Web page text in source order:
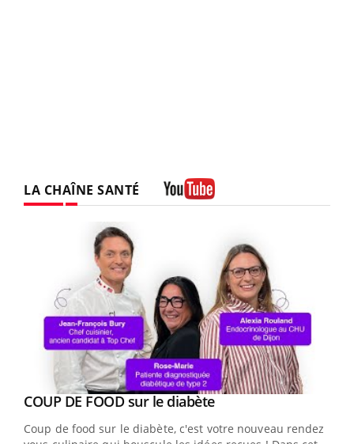
LA CHAÎNE SANTÉ
Youtube
COUP DE FOOD sur le diabèteYoutube
Coup de food sur le diabète, c'est votre nouveau rendez-
Youtube
Quand l’entreprise mise sur le bien être global
"Les rendez-vous de la santé et de la qualité de vie au